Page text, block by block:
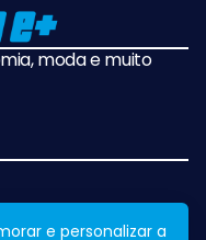
moda e muito
e personalizar a